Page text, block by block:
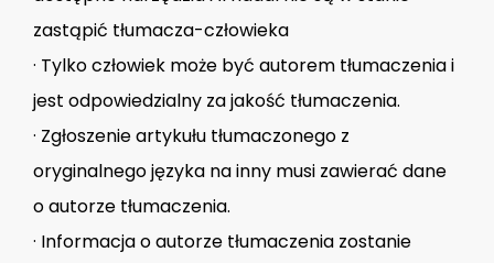
zastąpić tłumacza-człowieka
· Tylko człowiek może być autorem tłumaczenia i
jest odpowiedzialny za jakość tłumaczenia.
· Zgłoszenie artykułu tłumaczonego z
oryginalnego języka na inny musi zawierać dane
o autorze tłumaczenia.
· Informacja o autorze tłumaczenia zostanie